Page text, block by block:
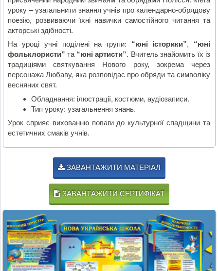
уроку – узагальнити знання учнів про календарно-обрядову
поезію, розвиваючи їхні навички самостійного читання та
акторські здібності.
На уроці учні поділені на групи: “юні історики”, “юні
фольклористи” та “юні артисти”. Вчитель знайомить їх із
традиціями святкування Нового року, зокрема через
персонажа Любаву, яка розповідає про обряди та символіку
весняних свят.
Обладнання: ілюстрації, костюми, аудіозаписи.
Тип уроку: узагальнення знань.
Урок сприяє вихованню поваги до культурної спадщини та
естетичних смаків учнів.
ЗАВАНТАЖИТИ МАТЕРІАЛ
ЗАВАНТАЖИТИ СЕРТИФІКАТ